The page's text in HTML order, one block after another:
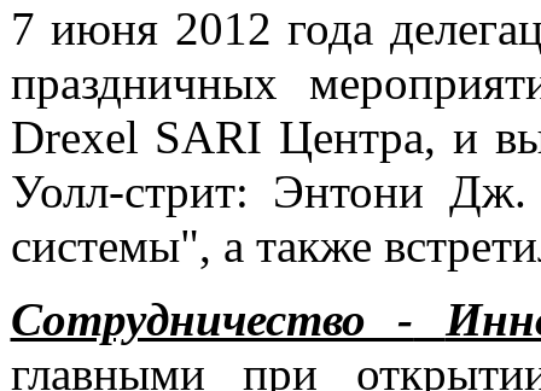
7 июня 2012 года
праздничных
Drexel SARI Центра, и
Уолл-стрит: Энтони Дж.
системы", а также
Сотрудничество -
главными при